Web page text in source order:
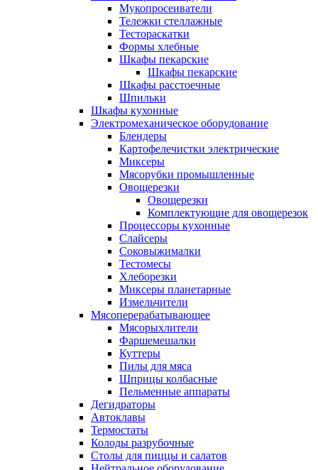
Мукопросеиватели
Тележки стеллажные
Тестораскатки
Формы хлебные
Шкафы пекарские
Шкафы пекарские
Шкафы расстоечные
Шпильки
Шкафы кухонные
Электромеханическое оборудование
Блендеры
Картофелечистки электрические
Миксеры
Мясорубки промышленные
Овощерезки
Овощерезки
Комплектующие для овощерезок
Процессоры кухонные
Слайсеры
Соковыжималки
Тестомесы
Хлеборезки
Миксеры планетарные
Измельчители
Мясоперерабатывающее
Мясорыхлители
Фаршемешалки
Куттеры
Пилы для мяса
Шприцы колбасные
Пельменные аппараты
Дегидраторы
Автоклавы
Термостаты
Колоды разрубочные
Столы для пиццы и салатов